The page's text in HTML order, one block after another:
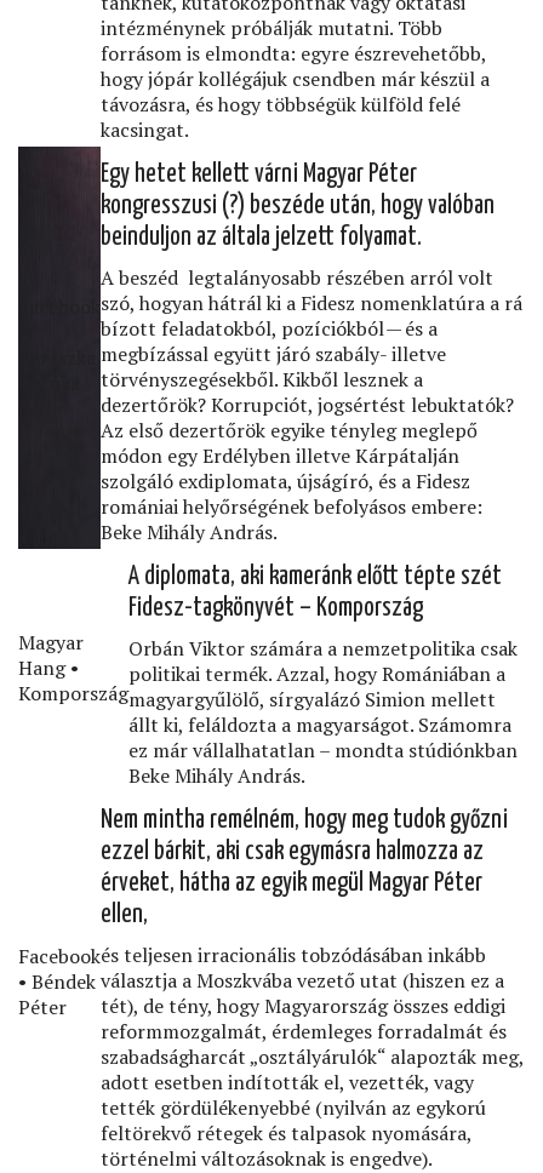
intézménynek próbálják mutatni. Több
forrásom is elmondta: egyre észrevehetőbb,
hogy jópár kollégájuk csendben már készül a
távozásra, és hogy többségük külföld felé
kacsingat.
Egy hetet kellett várni Magyar Péter
kongresszusi (?) beszéde után, hogy valóban
beinduljon az általa jelzett folyamat.
A beszéd legtalányosabb részében arról volt
szó, hogyan hátrál ki a Fidesz nomenklatúra a rá
bízott feladatokból, pozíciókból — és a
megbízással együtt járó szabály- illetve
törvényszegésekből. Kikből lesznek a
dezertőrök? Korrupciót, jogsértést lebuktatók?
Az első dezertőrök egyike tényleg meglepő
módon egy Erdélyben illetve Kárpátalján
szolgáló exdiplomata, újságíró, és a Fidesz
romániai helyőrségének befolyásos embere:
Beke Mihály András.
Magyar
Hang •
Kompország
A diplomata, aki kameránk előtt tépte szét
Fidesz-tagkönyvét – Kompország
Orbán Viktor számára a nemzetpolitika csak
politikai termék. Azzal, hogy Romániában a
magyargyűlölő, sírgyalázó Simion mellett
állt ki, feláldozta a magyarságot. Számomra
ez már vállalhatatlan – mondta stúdiónkban
Beke Mihály András.
Facebook
• Béndek
Péter
Nem mintha remélném, hogy meg tudok győzni
ezzel bárkit, aki csak egymásra halmozza az
érveket, hátha az egyik megül Magyar Péter
ellen,
és teljesen irracionális tobzódásában inkább
választja a Moszkvába vezető utat (hiszen ez a
tét), de tény, hogy Magyarország összes eddigi
reformmozgalmát, érdemleges forradalmát és
szabadságharcát „osztályárulók“ alapozták meg,
adott esetben indították el, vezették, vagy
tették gördülékenyebbé (nyilván az egykorú
feltörekvő rétegek és talpasok nyomására,
történelmi változásoknak is engedve).